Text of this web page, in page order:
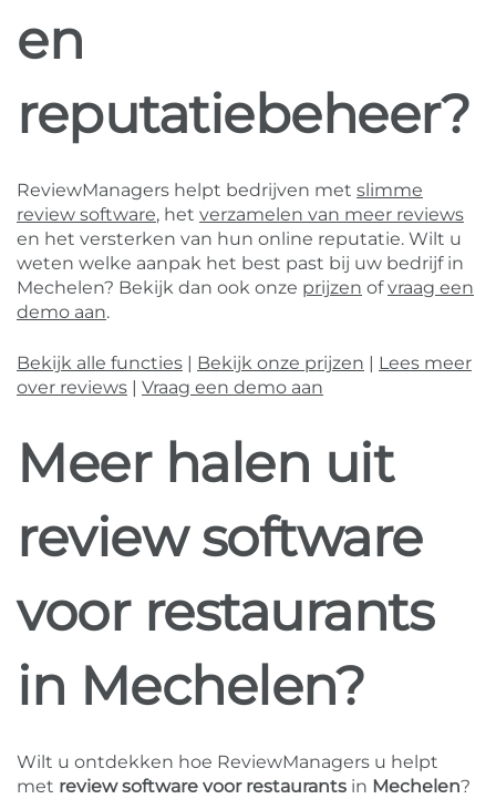
en
reputatiebeheer?
ReviewManagers helpt bedrijven met slimme
review software, het verzamelen van meer reviews
en het versterken van hun online reputatie. Wilt u
weten welke aanpak het best past bij uw bedrijf in
Mechelen? Bekijk dan ook onze prijzen ofvraag een
demo aan.
Bekijk alle functies Bekijk onze prijzen
Lees meer
over reviews
Vraag een demo aan
Meer halen uit
review software
voor restaurants
in Mechelen?
Wilt u ontdekken hoe ReviewManagers u helpt
met review software voor restaurants in Mechelen?